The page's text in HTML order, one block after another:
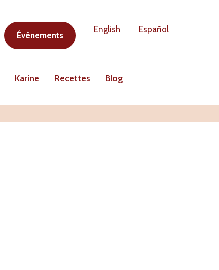
Évènements
English Español
Karine Recettes Blog